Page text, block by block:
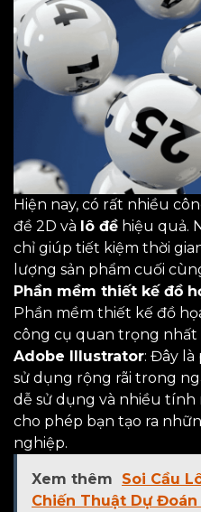
Hiện nay, có rất nhiều
đề 2D và lô đề hiệu quả.
chỉ giúp tiết kiệm thời
lượng sản phẩm cuối
Phần mềm thiết kế đồ
Phần mềm thiết kế đồ
công cụ quan trọng nhất
Adobe Illustrator: Đây
sử dụng rộng rãi trong
dễ sử dụng và nhiều
cho phép bạn tạo ra
nghiệp.
Xem thêm
Soi Cầu
Chiến Thuật Dự